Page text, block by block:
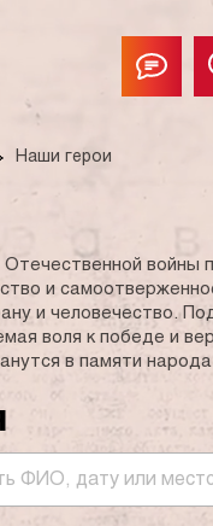
Наши герои
Отечественной войны
и
и человечество.
воля к победе и
в памяти